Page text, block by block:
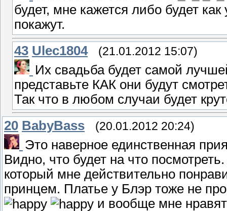
будет, мне кажется либо будет
покажут.
43 Ulec1804 (21.01.2012 15:07)
Их свадьба будет самой
представьте КАК они будут
Так что в любом случаи будет
20 BabyBass (20.01.2012 20:24)
Это наверное единственная
Видно, что будет на что
который мне действительно
принцем. Платье у Блэр тоже не
и вообще мне